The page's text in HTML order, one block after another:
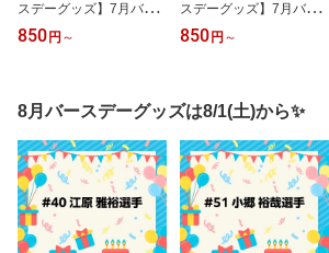
スデーグッズ】7月バー
スデー│#022水上 桂【9
月中旬以降発送予定】
850 円 ～
スデーグッズ】7月バー
スデー│#21早川 隆久【9
月中旬以降発送予定】
850 円 ～
8月バースデーグッズは8/1(土)から✨